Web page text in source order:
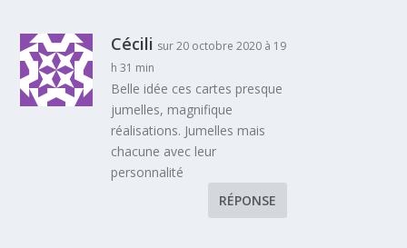
Cécili sur 20 octobre 2020 à 19
h 31 min
Belle idée ces cartes presque
jumelles, magnifique
réalisations. Jumelles mais
chacune avec leur
personnalité
RÉPONSE